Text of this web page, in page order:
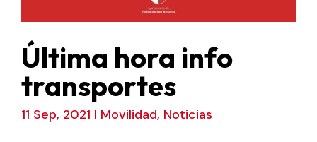
Última hora info
transportes
11 Sep, 2021 | Movilidad, Noticias